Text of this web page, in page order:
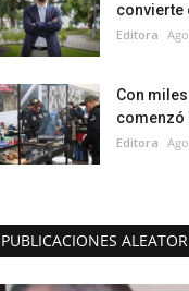
convierte
Editora
Con
comenzó
Editora
PUBLICACIONES